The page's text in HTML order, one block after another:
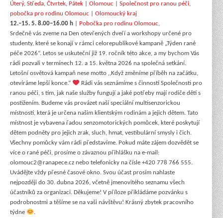
Úterý, Středa, Čtvrtek, Pátek Olomouc
Společnost pro ranou péči,
pobočka pro rodinu Olomouc
Olomoucký kraj
12.–15. 5. 8.00–16.00 h
Pobočka pro rodinu Olomouc,
Srdečně vás zveme na Den otevřených dveří a workshopy určené pro
studenty, které se konají v rámci celorepublikové kampaně „Týden rané
péče 2026“. Letos se uskuteční již 19. ročník této akce, a my bychom Vás
rádi pozvali v termínech 12. a 15. května 2026 na společná setkání.
Letošní osvětová kampaň nese motto ,,Když změníme příběh na začátku,
otevíráme lepší konce.“
Rádi vás seznámíme s činností Společnosti pro
ranou péči, s tím, jak naše služby fungují a jaké potřeby mají rodiče dětí s
postižením. Budeme vás provázet naší speciální multisenzorickou
místností, která je určena našim klientským rodinám a jejich dětem. Tato
místnost je vybavena řadou senzomotorických pomůcek, které poskytují
dětem podněty pro jejich zrak, sluch, hmat, vestibulární smysly i čich.
Všechny pomůcky vám rádi představíme. Pokud máte zájem dozvědět se
více o rané péči, prosíme o závaznou přihlášku na e-mail:
olomouc2@ranapece.cz nebo telefonicky na čísle +420 778 766 555.
Uvádějte vždy přesné časové okno. Svou účast prosím nahlaste
nejpozději do 30. dubna 2026, včetně jmenovitého seznamu všech
účastníků za organizaci. Děkujeme! V příloze přikládáme pozvánku s
podrobnostmi a těšíme se na vaši návštěvu! Krásný zbytek pracovního
týdne
.